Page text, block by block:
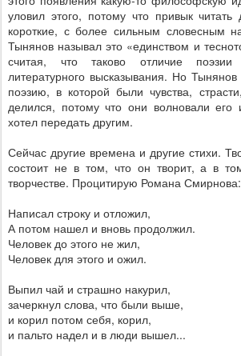
уловил этого, потому что привык читать
короткие, с более сильным словесным
Тынянов называл это «единством и
считая, что таково отличие
литературного высказывания. Но
поэзию, в которой были чувства,
делился, потому что они волновали
хотел передать другим.
Сейчас другие времена и другие стихи.
состоит не в том, что он творит, а в
творчестве. Процитирую Романа Смирнова:
Написал строку и отложил,
А потом нашел и вновь продолжил.
Человек до этого не жил,
Человек для этого и ожил.
Выпил чай и страшно накурил,
зачеркнул слова, что были выше,
и корил потом себя, корил,
и пальто надел и в люди вышел...